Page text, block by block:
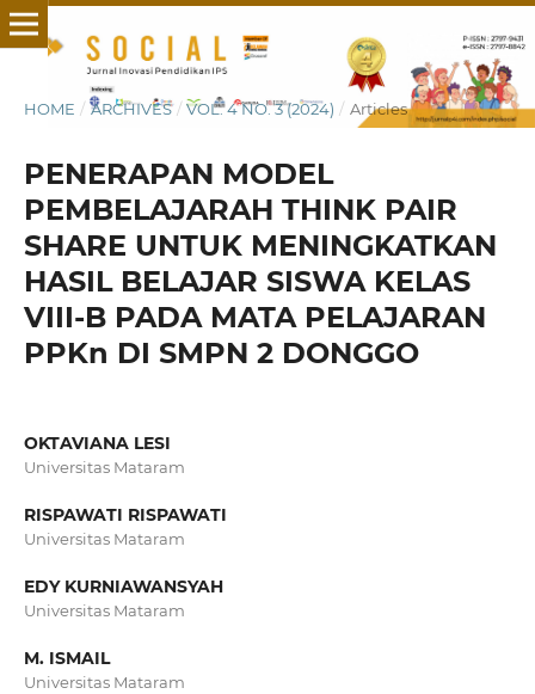
HOME / ARCHIVES / VOL. 4 NO. 3 (2024) / Articles
PENERAPAN MODEL
PEMBELAJARAH THINK PAIR
SHARE UNTUK MENINGKATKAN
HASIL BELAJAR SISWA KELAS
VIII-B PADA MATA PELAJARAN
PPKn DI SMPN 2 DONGGO
OKTAVIANA LESI
Universitas Mataram
RISPAWATI RISPAWATI
Universitas Mataram
EDY KURNIAWANSYAH
Universitas Mataram
M. ISMAIL
Universitas Mataram